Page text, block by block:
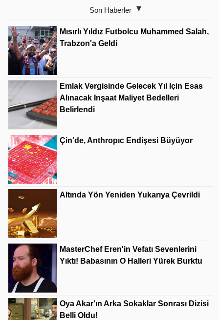
Son Haberler
Mısırlı Yıldız Futbolcu Muhammed Salah,
Trabzon'a Geldi
Emlak Vergisinde Gelecek Yıl Için Esas
Alınacak Inşaat Maliyet Bedelleri
Belirlendi
Çin'de, Anthropıc Endişesi Büyüyor
Altında Yön Yeniden Yukarıya Çevrildi
MasterChef Eren'in Vefatı Sevenlerini
Yıktı! Babasının O Halleri Yürek Burktu
Oya Akar'ın Arka Sokaklar Sonrası Dizisi
Belli Oldu!